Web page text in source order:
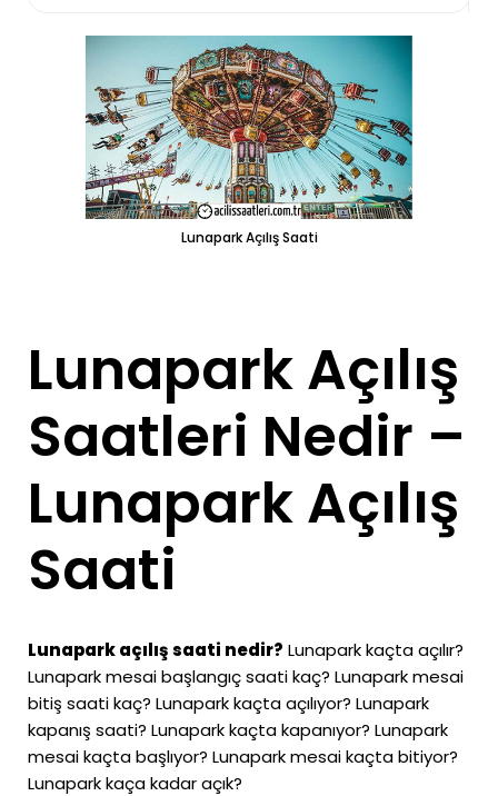
Lunapark Açılış Saati
Lunapark Açılış
Saatleri Nedir –
Lunapark Açılış
Saati
Lunapark açılış saati nedir? Lunapark kaçta açılır?
Lunapark mesai başlangıç saati kaç? Lunapark mesai
bitiş saati kaç? Lunapark kaçta açılıyor? Lunapark
kapanış saati? Lunapark kaçta kapanıyor? Lunapark
mesai kaçta başlıyor? Lunapark mesai kaçta bitiyor?
Lunapark kaça kadar açık?